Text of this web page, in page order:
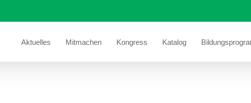
Aktuelles Mitmachen Kongress Katalog